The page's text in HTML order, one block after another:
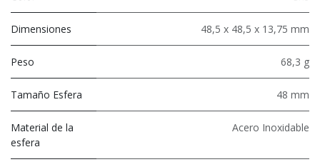
Dimensiones 48,5 x 48,5 x 13,75 mm
Peso 68,3 g
Tamaño Esfera 48 mm
Material de la
esfera
Acero Inoxidable